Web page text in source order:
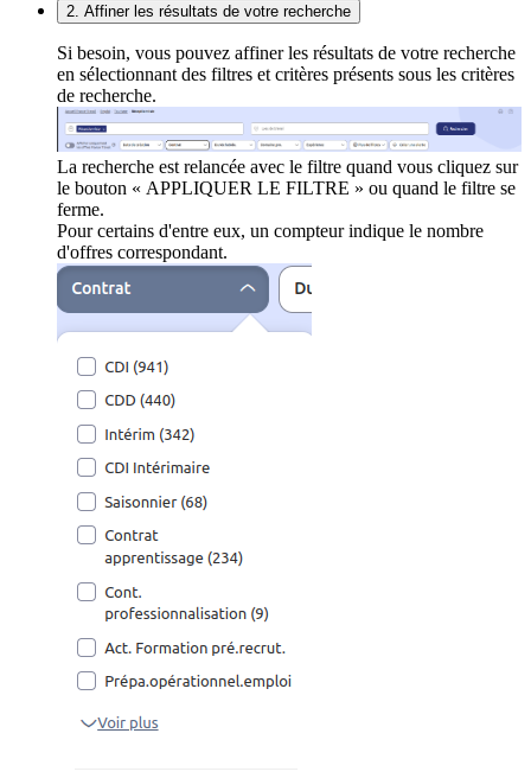
2. Affiner les résultats de votre recherche
Si besoin, vous pouvez affiner les résultats de votre recherche
en sélectionnant des filtres et critères présents sous les critères
de recherche.
La recherche est relancée avec le filtre quand vous cliquez sur
le bouton « APPLIQUER LE FILTRE » ou quand le filtre se
ferme.
Pour certains d'entre eux, un compteur indique le nombre
d'offres correspondant.